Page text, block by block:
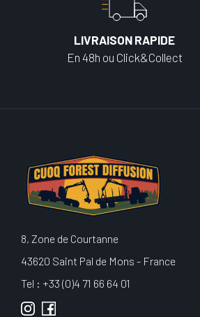
LIVRAISON RAPIDE
En 48h ou Click&Collect
8, Zone de Courtanne
43620 Saint Pal de Mons - France
Tel : +33 (0)4 71 66 64 01